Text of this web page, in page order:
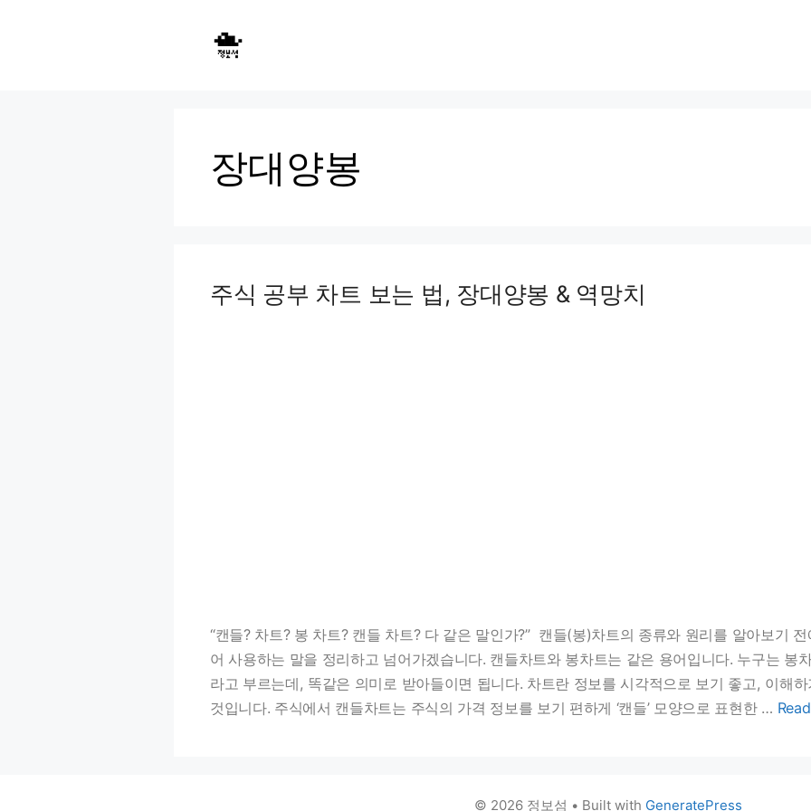
장대양봉
주식 공부 차트 보는 법, 장대양봉 & 역망치
“캔들? 차트? 봉 차트? 캔들 차트? 다 같은 말인가?” 캔들(봉)차트의 종류와 원리를 알아보기
어 사용하는 말을 정리하고 넘어가겠습니다. 캔들차트와 봉차트는 같은 용어입니다. 누구는 봉
라고 부르는데, 똑같은 의미로 받아들이면 됩니다. 차트란 정보를 시각적으로 보기 좋고, 이해
것입니다. 주식에서 캔들차트는 주식의 가격 정보를 보기 편하게 ‘캔들’ 모양으로 표현한 …
© 2026 정보섬 • Built with GeneratePress